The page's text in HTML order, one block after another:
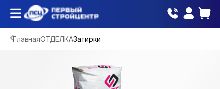
ГлавнаяОТДЕЛКАЗатирки